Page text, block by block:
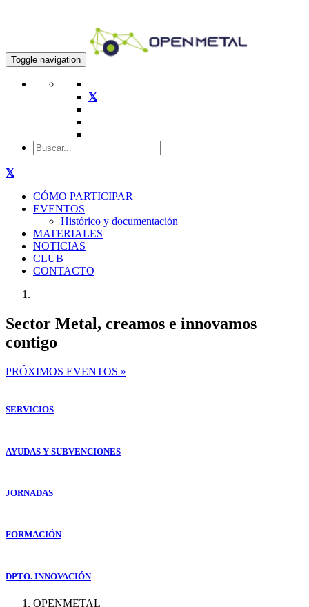
Toggle navigation
CÓMO PARTICIPAR
EVENTOS
Histórico y documentación
MATERIALES
NOTICIAS
CLUB
CONTACTO
Sector Metal, creamos e innovamos
contigo
PRÓXIMOS EVENTOS »
SERVICIOS
AYUDAS Y SUBVENCIONES
JORNADAS
FORMACIÓN
DPTO. INNOVACIÓN
OPENMETAL